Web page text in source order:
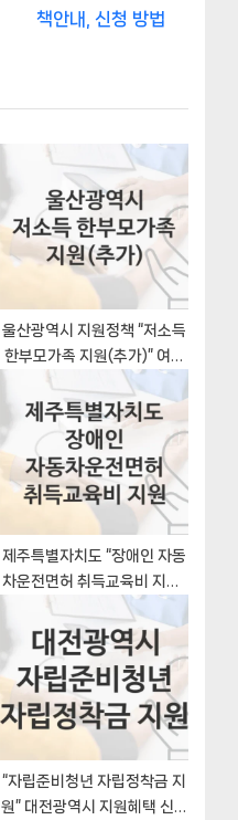
책안내, 신청 방법
울산광역시 지원정책 “저소득
한부모가족 지원(추가)” 여성
가족청소년과 – 신청 구비서
류와 자격
제주특별자치도 “장애인 자동
차운전면허 취득교육비 지원”
복지 지원혜택 자격조건과 구
비서류
“자립준비청년 자립정착금 지
원” 대전광역시 지원혜택 신청